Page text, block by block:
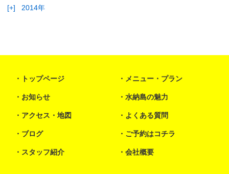
[+]
2014年
トップページ メニュー・プラン
お知らせ 水納島の魅力
アクセス・地図 よくある質問
ブログ ご予約はコチラ
スタッフ紹介 会社概要